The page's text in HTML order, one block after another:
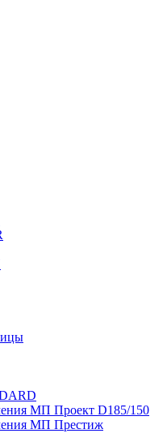
МП Проект D185/150
МП Престиж